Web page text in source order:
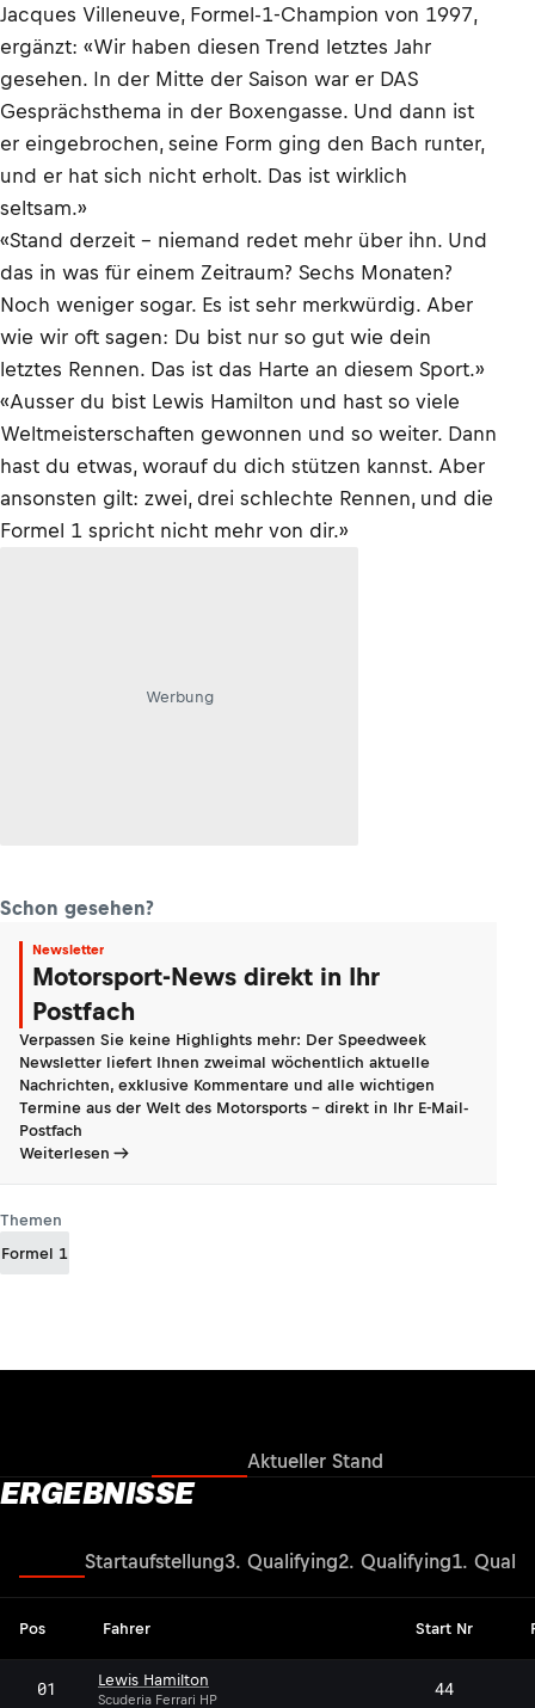
Jacques Villeneuve, Formel-1-Champion von 1997,
ergänzt: «Wir haben diesen Trend letztes Jahr
gesehen. In der Mitte der Saison war er DAS
Gesprächsthema in der Boxengasse. Und dann ist
er eingebrochen, seine Form ging den Bach runter,
und er hat sich nicht erholt. Das ist wirklich
seltsam.»
«Stand derzeit – niemand redet mehr über ihn. Und
das in was für einem Zeitraum? Sechs Monaten?
Noch weniger sogar. Es ist sehr merkwürdig. Aber
wie wir oft sagen: Du bist nur so gut wie dein
letztes Rennen. Das ist das Harte an diesem Sport.»
«Ausser du bist Lewis Hamilton und hast so viele
Weltmeisterschaften gewonnen und so weiter. Dann
hast du etwas, worauf du dich stützen kannst. Aber
ansonsten gilt: zwei, drei schlechte Rennen, und die
Formel 1 spricht nicht mehr von dir.»
Werbung
Schon gesehen?
Newsletter
Motorsport-News direkt in Ihr
Postfach
Verpassen Sie keine Highlights mehr: Der Speedweek
Newsletter liefert Ihnen zweimal wöchentlich aktuelle
Nachrichten, exklusive Kommentare und alle wichtigen
Termine aus der Welt des Motorsports - direkt in Ihr E-Mail-
Postfach
Weiterlesen
Themen
Formel 1
Aktueller Stand
ERGEBNISSE
Startaufstellung3. Qualifying2. Qualifying1.
Pos Fahrer Start Nr
01 Lewis Hamilton
Scuderia Ferrari HP 44